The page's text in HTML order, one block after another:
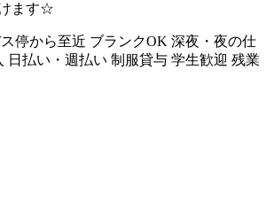
ます☆
停から至近 ブランクOK 深夜・夜の仕
日払い・週払い 制服貸与 学生歓迎 残業